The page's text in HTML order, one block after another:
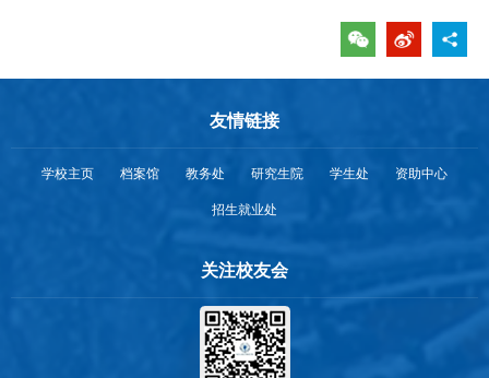
友情链接
学校主页 档案馆 教务处 研究生院 学生处 资助中心
招生就业处
关注校友会